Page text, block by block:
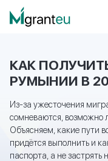
КАК
РУМЫНИИ В
Из-за ужесточения
сомневаются, возможно
Объясняем, какие пути
придётся выполнить и
паспорта, а не застрять